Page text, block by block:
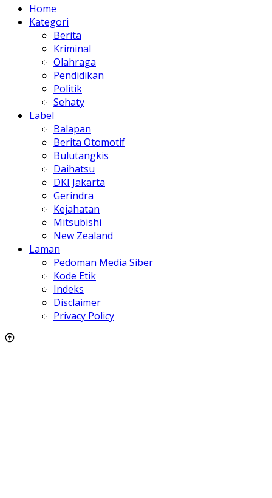
Home
Kategori
Berita
Kriminal
Olahraga
Pendidikan
Politik
Sehaty
Label
Balapan
Berita Otomotif
Bulutangkis
Daihatsu
DKI Jakarta
Gerindra
Kejahatan
Mitsubishi
New Zealand
Laman
Pedoman Media Siber
Kode Etik
Indeks
Disclaimer
Privacy Policy